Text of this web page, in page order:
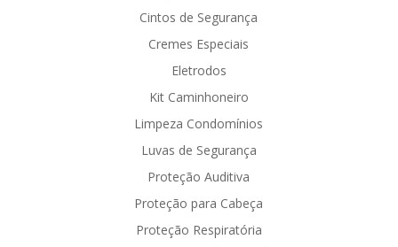
Cintos de Segurança
Cremes Especiais
Eletrodos
Kit Caminhoneiro
Limpeza Condomínios
Luvas de Segurança
Proteção Auditiva
Proteção para Cabeça
Proteção Respiratória